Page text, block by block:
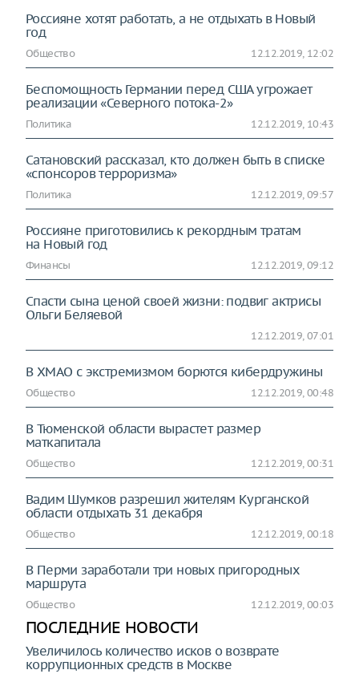
Россияне хотят работать, а не отдыхать в Новый
год
Общество 12.12.2019, 12:02
Беспомощность Германии перед США угрожает
реализации «Северного потока-2»
Политика 12.12.2019, 10:43
Сатановский рассказал, кто должен быть в списке
«спонсоров терроризма»
Политика 12.12.2019, 09:57
Россияне приготовились к рекордным тратам
на Новый год
Финансы 12.12.2019, 09:12
Спасти сына ценой своей жизни: подвиг актрисы
Ольги Беляевой
12.12.2019, 07:01
В ХМАО с экстремизмом борются кибердружины
Общество 12.12.2019, 00:48
В Тюменской области вырастет размер
маткапитала
Общество 12.12.2019, 00:31
Вадим Шумков разрешил жителям Курганской
области отдыхать 31 декабря
Общество 12.12.2019, 00:18
В Перми заработали три новых пригородных
маршрута
Общество 12.12.2019, 00:03
ПОСЛЕДНИЕ НОВОСТИ
Увеличилось количество исков о возврате
коррупционных средств в Москве